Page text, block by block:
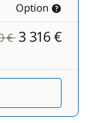
Option
€ 3 316 €